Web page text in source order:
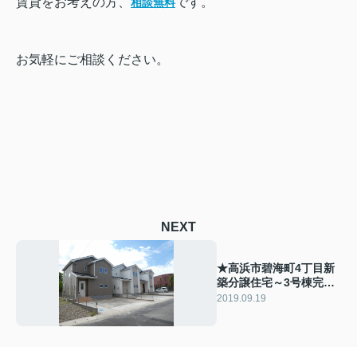
相談無料
お気軽にご相談ください。
NEXT
★高浜市碧海町4丁目新
築分譲住宅～3号棟完成
～
2019.09.19